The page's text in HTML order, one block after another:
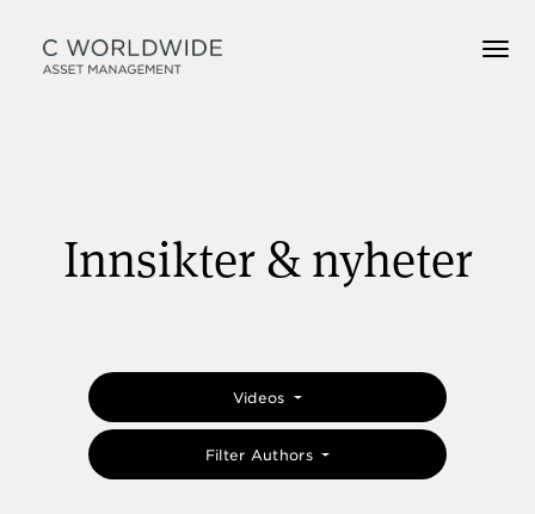
Innsikter & nyheter
Videos
Filter Authors